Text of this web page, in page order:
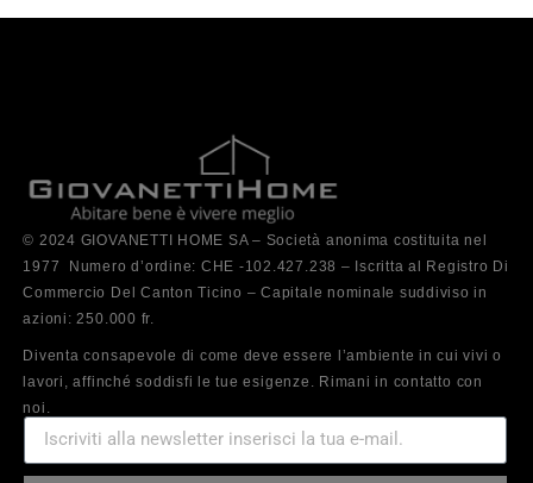
© 2024 GIOVANETTI HOME SA – Società anonima costituita nel
1977 Numero d’ordine: CHE -102.427.238 – Iscritta al Registro Di
Commercio Del Canton Ticino – Capitale nominale suddiviso in
azioni: 250.000 fr.
Diventa consapevole di come deve essere l’ambiente in cui vivi o
lavori, affinché soddisfi le tue esigenze. Rimani in contatto con
noi.